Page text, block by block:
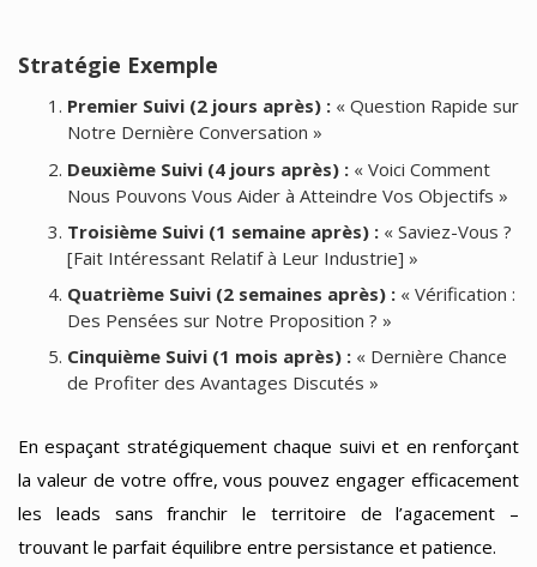
Stratégie Exemple
Premier Suivi (2 jours après) :« Question Rapide sur
Notre Dernière Conversation »
Deuxième Suivi (4 jours après) :« Voici Comment
Nous Pouvons Vous Aider à Atteindre Vos Objectifs »
Troisième Suivi (1 semaine après) :« Saviez-Vous ?
[Fait Intéressant Relatif à Leur Industrie] »
Quatrième Suivi (2 semaines après) :« Vérification :
Des Pensées sur Notre Proposition ? »
Cinquième Suivi (1 mois après) :« Dernière Chance
de Profiter des Avantages Discutés »
En espaçant stratégiquement chaque suivi et en renforçant
la valeur de votre offre, vous pouvez engager efficacement
les leads sans franchir le territoire de l’agacement –
trouvant le parfait équilibre entre persistance et patience.